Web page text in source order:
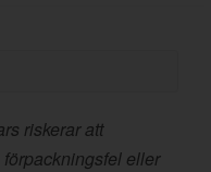
riskerar att
eller